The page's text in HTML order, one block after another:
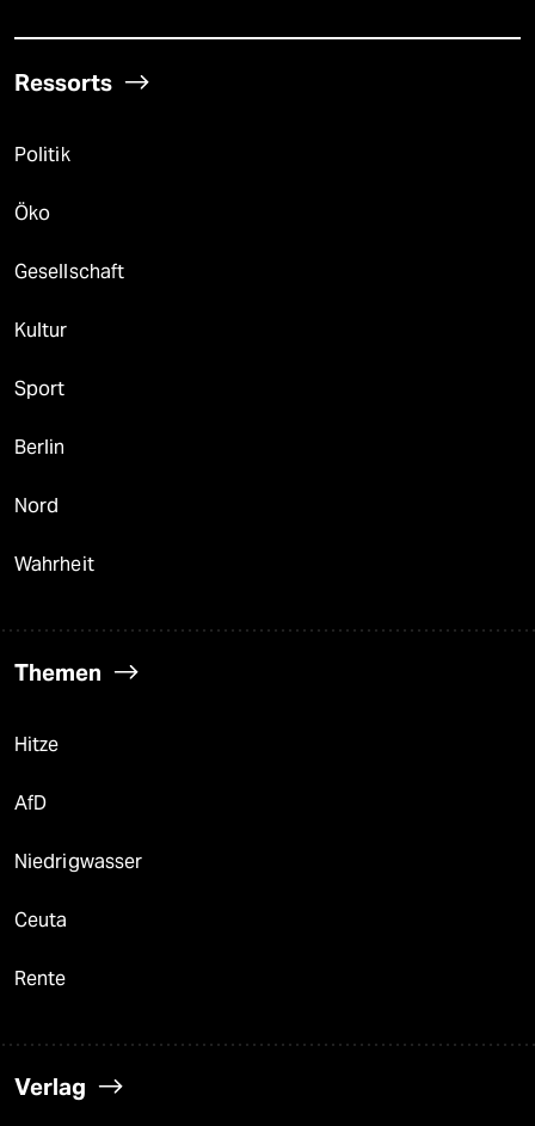
Ressorts
Politik
Öko
Gesellschaft
Kultur
Sport
Berlin
Nord
Wahrheit
Themen
Hitze
AfD
Niedrigwasser
Ceuta
Rente
Verlag